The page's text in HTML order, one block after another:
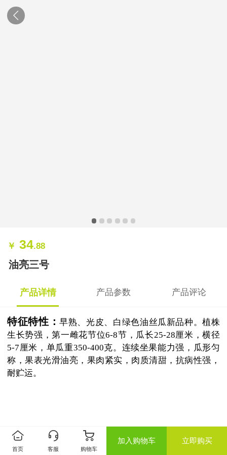
￥ 34.88
油亮三号
产品详情 产品参数 产品评论
特征特性：早熟、光皮、白绿色油丝瓜新品种。植株
生长势强，第一雌花节位6-8节，瓜长25-28厘米，横径
5-7厘米，单瓜重350-400克。连续坐果能力强，瓜形匀
称，果表光滑油亮，果肉紧实，肉质清甜，抗病性强，
耐贮运。
首页 客服 购物车
加入购物车 立即购买